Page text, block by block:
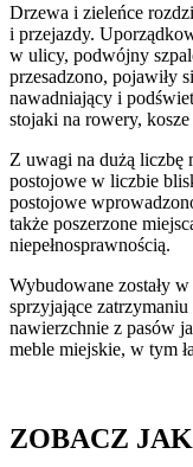
Drzewa i zieleńce
i przejazdy.
w ulicy, podwójny
przesadzono, pojawiły
nawadniający i
stojaki na rowery,
Z uwagi na dużą liczbę
postojowe w liczbie
postojowe
także poszerzone
niepełnosprawnością.
Wybudowane zostały
sprzyjające
nawierzchnie z pasów
meble miejskie, w tym
ZOBACZ